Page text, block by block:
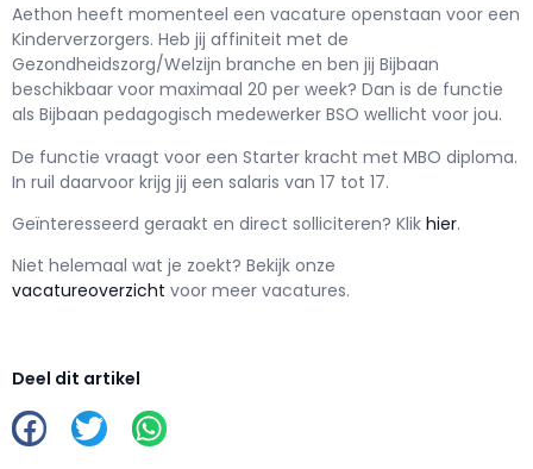
Aethon heeft momenteel een vacature openstaan voor een
Kinderverzorgers. Heb jij affiniteit met de
Gezondheidszorg/Welzijn branche en ben jij Bijbaan
beschikbaar voor maximaal 20 per week? Dan is de functie
als Bijbaan pedagogisch medewerker BSO wellicht voor jou.
De functie vraagt voor een Starter kracht met MBO diploma.
In ruil daarvoor krijg jij een salaris van 17 tot 17.
Geïnteresseerd geraakt en direct solliciteren? Klik hier.
Niet helemaal wat je zoekt? Bekijk onze
vacatureoverzicht voor meer vacatures.
Deel dit artikel